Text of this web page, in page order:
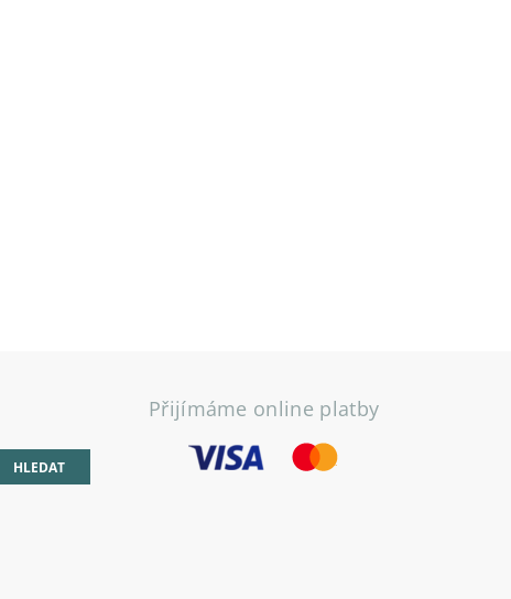
Přijímáme online platby